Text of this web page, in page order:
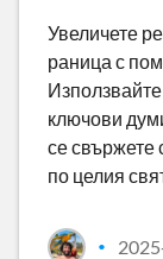
Увеличете
раница с
ключови
се свържете
по целия
•